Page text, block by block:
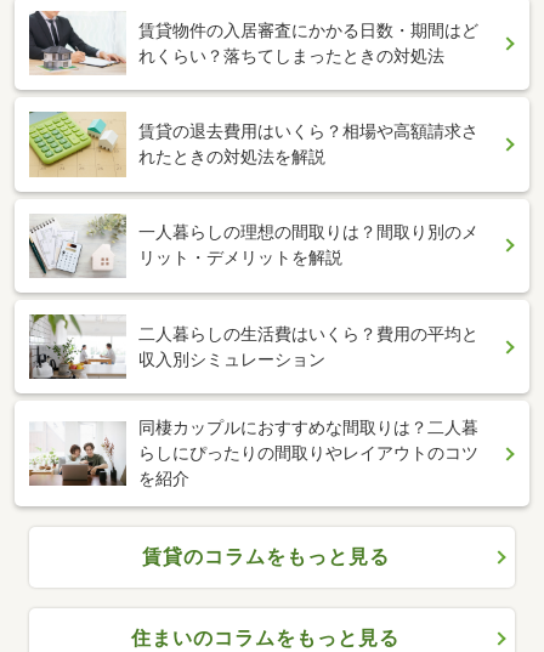
賃貸物件の入居審査にかかる日数・期間はど
れくらい？落ちてしまったときの対処法
賃貸の退去費用はいくら？相場や高額請求さ
れたときの対処法を解説
一人暮らしの理想の間取りは？間取り別のメ
リット・デメリットを解説
二人暮らしの生活費はいくら？費用の平均と
収入別シミュレーション
同棲カップルにおすすめな間取りは？二人暮
らしにぴったりの間取りやレイアウトのコツ
を紹介
賃貸のコラムをもっと見る
住まいのコラムをもっと見る